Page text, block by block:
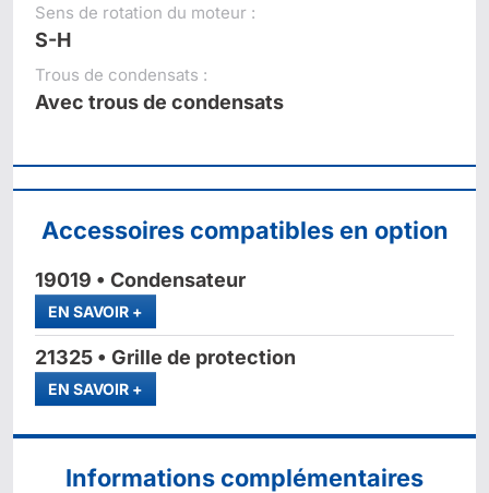
Sens de rotation du moteur :
S-H
Trous de condensats :
Avec trous de condensats
Accessoires compatibles en option
19019 • Condensateur
EN SAVOIR PLUS
+
21325 • Grille de protection
EN SAVOIR PLUS
+
Informations complémentaires